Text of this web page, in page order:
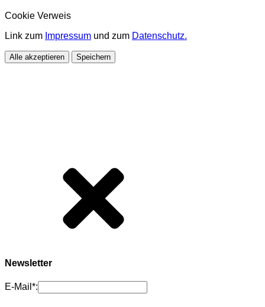
Cookie Verweis
Link zum Impressum und zum Datenschutz.
Alle akzeptieren Speichern
Newsletter
E-Mail*: